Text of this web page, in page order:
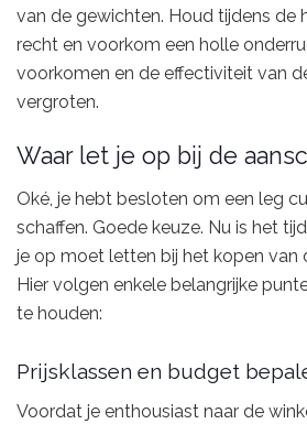
van de gewichten. Houd tijdens de
recht en voorkom een holle
voorkomen en de effectiviteit van
vergroten.
Waar let je op bij de
Oké, je hebt besloten om een leg
schaffen. Goede keuze. Nu is het
je op moet letten bij het kopen van
Hier volgen enkele belangrijke
te houden:
Prijsklassen en budget
Voordat je enthousiast naar de